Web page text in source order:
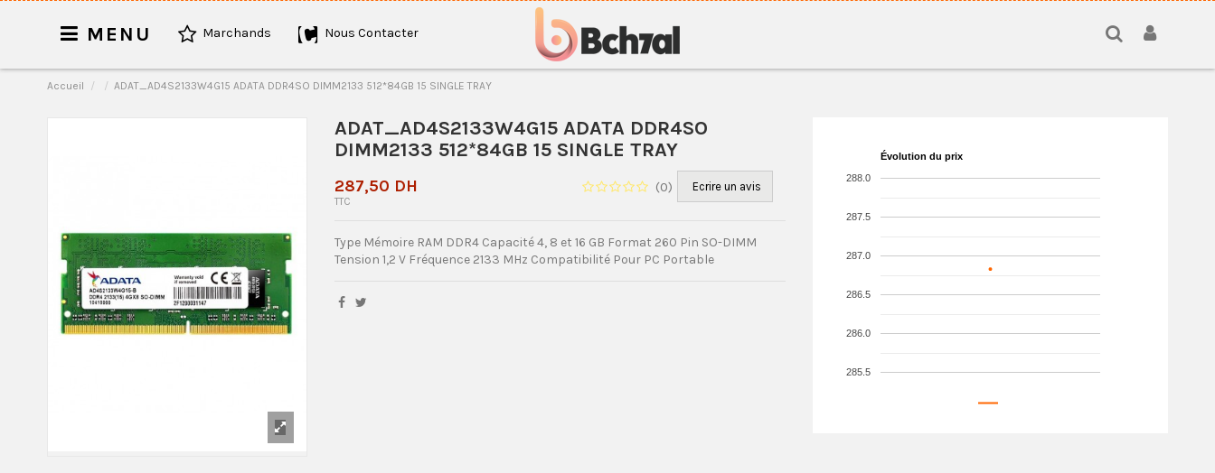
MENU Marchands Nous Contacter
Accueil ADAT_AD4S2133W4G15 ADATA DDR4SO DIMM2133 512*84GB 15 SINGLE TRAY
ADAT_AD4S2133W4G15 ADATA DDR4SO
DIMM2133 512*84GB 15 SINGLE TRAY
(0) Ecrire un avis
287,50 DH
TTC
Type Mémoire RAM DDR4 Capacité 4, 8 et 16 GB Format 260 Pin SO-DIMM
Tension 1,2 V Fréquence 2133 MHz Compatibilité Pour PC Portable
Évolution du prix
285.5
286.0
286.5
287.0
287.5
288.0